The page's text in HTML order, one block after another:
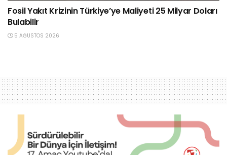
Fosil Yakıt Krizinin Türkiye’ye Maliyeti 25 Milyar Doları
Bulabilir
5 AĞUSTOS 2026